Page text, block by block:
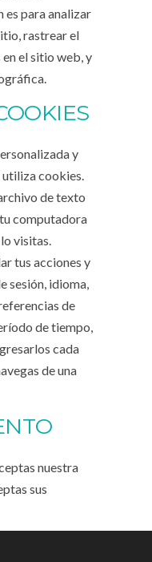
para analizar
rastrear el
el sitio web, y
y
cookies.
de texto
computadora
visitas.
tus acciones y
sesión, idioma,
de
de tiempo,
cada
de una
nuestra
sus